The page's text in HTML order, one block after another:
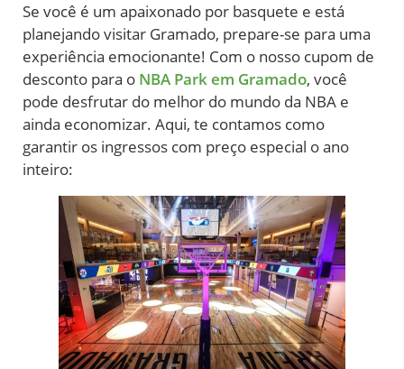
Se você é um apaixonado por basquete e está
planejando visitar Gramado, prepare-se para uma
experiência emocionante! Com o nosso cupom de
desconto para o NBA Park em Gramado, você
pode desfrutar do melhor do mundo da NBA e
ainda economizar. Aqui, te contamos como
garantir os ingressos com preço especial o ano
inteiro: